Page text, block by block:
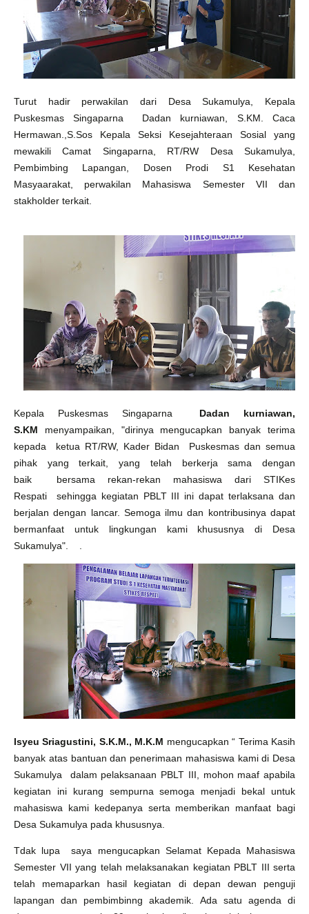
Turut hadir perwakilan dari Desa Sukamulya, Kepala
Puskesmas Singaparna
Dadan kurniawan, S.KM.
Caca
Hermawan.,S.Sos Kepala Seksi Kesejahteraan Sosial yang
mewakili Camat Singaparna , RT/RW Desa Sukamulya,
Pembimbing Lapangan, Dosen Prodi S1 Kesehatan
Masyaarakat, perwakilan Mahasiswa Semester VII dan
stakholder terkait.
Kepala Puskesmas Singaparna
Dadan kurniawan,
S.KM menyampaikan, "dirinya mengucapkan banyak terima
kepada ketua RT/RW, Kader Bidan Puskesmas dan semua
pihak yang terkait, yang telah berkerja sama dengan
baik bersama rekan-rekan mahasiswa dari STIKes
Respati sehingga kegiatan PBLT III ini dapat terlaksana dan
berjalan dengan lancar. Semoga ilmu dan kontribusinya dapat
bermanfaat untuk lingkungan kami khususnya di Desa
Sukamulya".
Isyeu Sriagustini, S.K.M., M.K.M mengucapkan “ Terima Kasih
banyak atas bantuan dan penerimaan mahasiswa kami di Desa
Sukamulya dalam pelaksanaan PBLT III, mohon maaf apabila
kegiatan ini kurang sempurna semoga menjadi bekal untuk
mahasiswa kami kedepanya serta memberikan manfaat bagi
Desa Sukamulya pada khususnya.
Tdak lupa saya mengucapkan Selamat Kepada Mahasiswa
Semester VII yang telah melaksanakan kegiatan PBLT III serta
telah memaparkan hasil kegiatan di depan dewan penguji
lapangan dan pembimbinng akademik. Ada satu agenda di